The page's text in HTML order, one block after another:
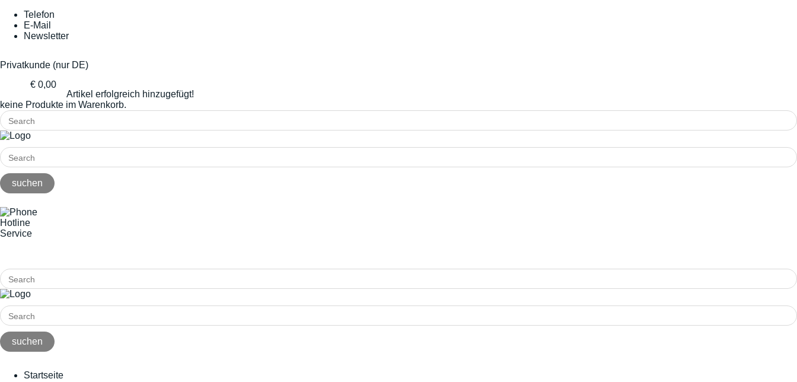
Telefon
E-Mail
Newsletter
Privatkunde (nur DE)
€ 0,00
Artikel erfolgreich hinzugefügt!
keine Produkte im Warenkorb.
Hotline
Service
Startseite